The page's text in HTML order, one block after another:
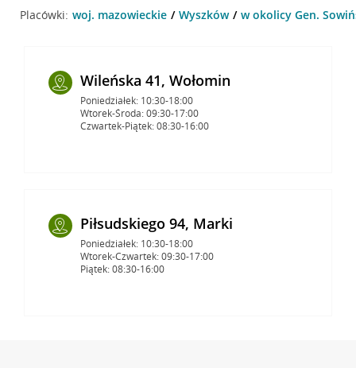
Placówki: woj. mazowieckie Wyszków w okolicy Gen.
Wileńska 41, Wołomin
Poniedziałek: 10:30-18:00
Wtorek-Środa: 09:30-17:00
Czwartek-Piątek: 08:30-16:00
Piłsudskiego 94, Marki
Poniedziałek: 10:30-18:00
Wtorek-Czwartek: 09:30-17:00
Piątek: 08:30-16:00